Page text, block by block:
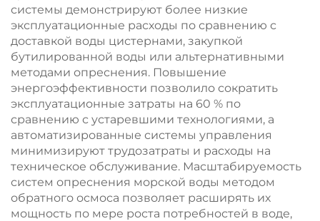
системы демонстрируют более низкие
эксплуатационные расходы по сравнению с
доставкой воды цистернами, закупкой
бутилированной воды или альтернативными
методами опреснения. Повышение
энергоэффективности позволило сократить
эксплуатационные затраты на 60 % по
сравнению с устаревшими технологиями, а
автоматизированные системы управления
минимизируют трудозатраты и расходы на
техническое обслуживание. Масштабируемость
систем опреснения морской воды методом
обратного осмоса позволяет расширять их
мощность по мере роста потребностей в воде,